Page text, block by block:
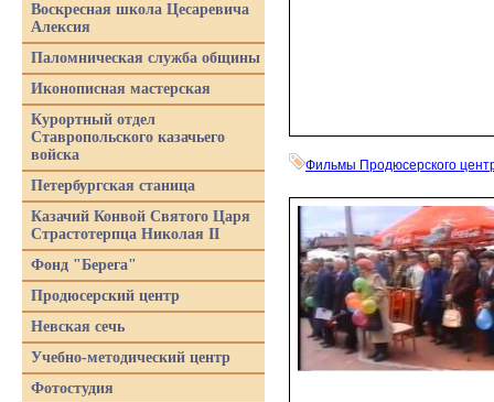
Фильмы Продюсерского
Воскресная школа Цесаревича
Алексия
Паломническая служба общины
Иконописная мастерская
Курортный отдел
Ставропольского казачьего
войска
Петербургская станица
Казачий Конвой Святого Царя
Страстотерпца Николая II
Фонд "Берега"
Продюсерский центр
Невская сечь
Учебно-методический центр
Фотостудия